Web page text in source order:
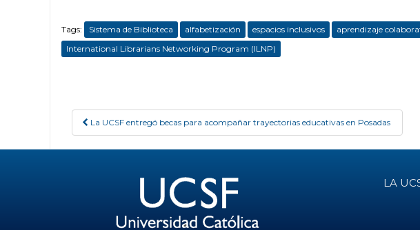
Tags: Sistema de Biblioteca alfabetización espacios inclusivos aprendizaje
International Librarians Networking Program (ILNP)
Post navigation
La UCSF entregó becas para acompañar trayectorias educativas en Posadas
LA